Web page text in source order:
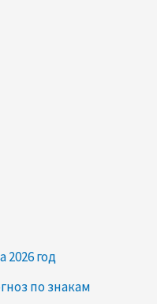
год
по знакам